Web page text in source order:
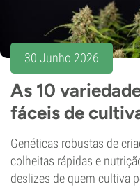
30 Junho 2026
As 10
fáceis de
Genéticas robustas de
colheitas rápidas e
deslizes de quem cultiva